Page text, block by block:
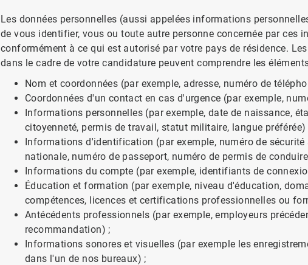
Les données personnelles (aussi appelées informations
de vous identifier, vous ou toute autre personne concernée par
conformément à ce qui est autorisé par votre pays de résidence.
dans le cadre de votre candidature peuvent comprendre les
Nom et coordonnées (par exemple, adresse, numéro de
Coordonnées d'un contact en cas d'urgence (par exemple,
Informations personnelles (par exemple, date de naissance,
citoyenneté, permis de travail, statut militaire, langue préférée)
Informations d'identification (par exemple, numéro de
nationale, numéro de passeport, numéro de permis de
Informations du compte (par exemple, identifiants de
Éducation et formation (par exemple, niveau d'éducation,
compétences, licences et certifications professionnelles ou
Antécédents professionnels (par exemple, employeurs
recommandation) ;
Informations sonores et visuelles (par exemple les
dans l'un de nos bureaux) ;